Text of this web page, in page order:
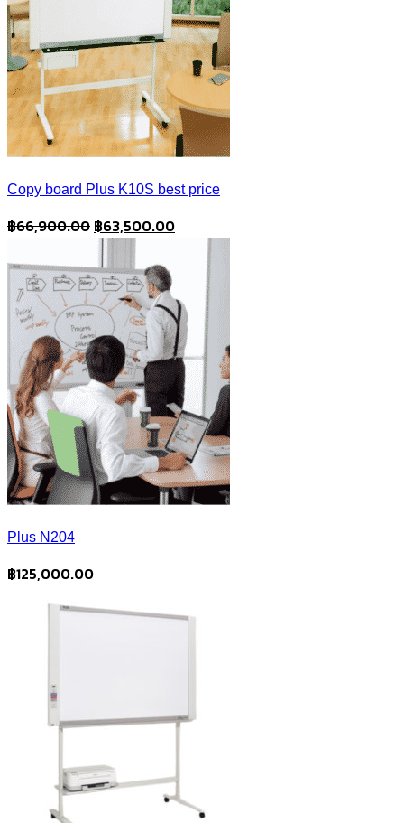
Copy board Plus K10S best price
฿66,900.00 Original
price
was:
฿66,900.00.
฿63,500.00Current
price
฿63,500.00.
Plus N204
฿125,000.00